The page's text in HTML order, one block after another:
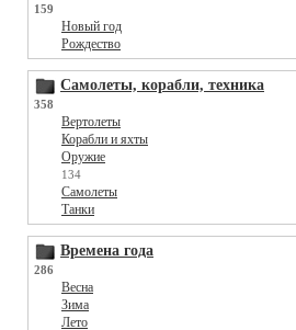
159
Новый год
Рождество
Самолеты, корабли, техника
358
Вертолеты
Корабли и яхты
Оружие
134
Самолеты
Танки
Времена года
286
Весна
Зима
Лето